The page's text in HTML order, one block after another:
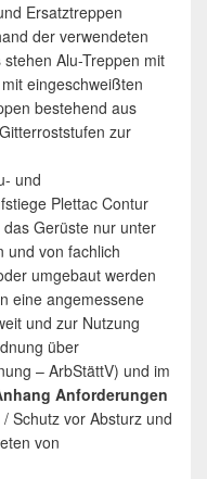
Ersatztreppen
der verwendeten
Alu-Treppen mit
eingeschweißten
bestehend aus
zur
und
Plettac Contur
Gerüste nur unter
und von fachlich
umgebaut werden
eine angemessene
und zur Nutzung
über
– ArbStättV) und im
Anforderungen
/ Schutz vor Absturz und
von